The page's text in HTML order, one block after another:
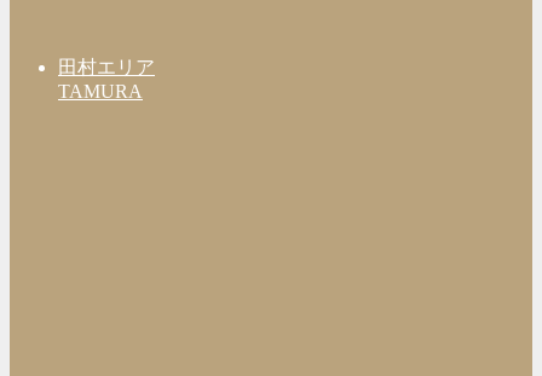
田村エリア
TAMURA